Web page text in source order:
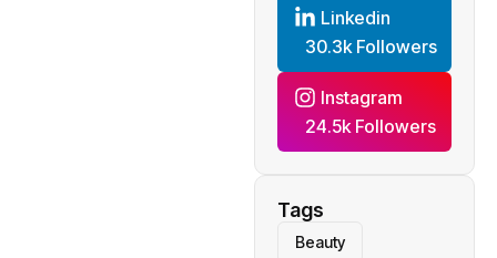
Linkedin
30.3k Followers
Instagram
24.5k Followers
Tags
Beauty